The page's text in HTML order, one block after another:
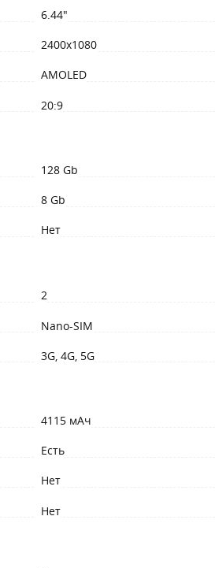
6.44"
2400x1080
AMOLED
20:9
128 Gb
8 Gb
Нет
2
Nano-SIM
3G, 4G, 5G
4115 мАч
Есть
Нет
Нет